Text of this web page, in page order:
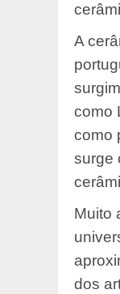
A
como
como
surge
Muito
dos